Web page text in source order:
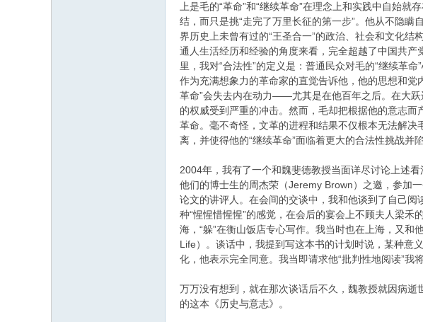
上是毛的“革命”和“继续革命”在理念上和实践中自始
结，而只是挑“走完了万里长征的第一步”。他从不隐瞒
界历史上未曾有过的“王圣合一”的政治、社会和文化结
通人生活经历和经验的角度来看，完全超越了中国共
里，我对“合法性”的定义是：普通民众对毛的“继续革
作为充满想象力的革命家的直觉告诉他，他的思想和
革命”会失去内在动力——尤其是在他百年之后。在大跃
的权威受到严重的冲击。然而，毛却把根据他的意志而
革命。毫不奇怪，文革的进程和结果不仅根本无法解决
离，并使得他的“继续革命”面临着更大的合法性挑战并
2004年，我有了一个和魏斐德教授当面详尽讨论上述
他们的博士生的周杰荣（Jeremy Brown）之邀，参加
论文的讲评人。在会间的交谈中，我和他谈到了自己
种“惺惺惜惺惺”的感觉，在会后的宴会上不顾夫人梁禾
海，“躲”在衡山饭店专心写作。我当时也在上海，又
Life）。谈话中，我提到写这本书的计划时说，某种意
化，他表示完全同意。我当即请求他“批判性地阅读”我
万万没有想到，就在那次谈话后不久，魏教授就因病
的这本《历史与意志》。